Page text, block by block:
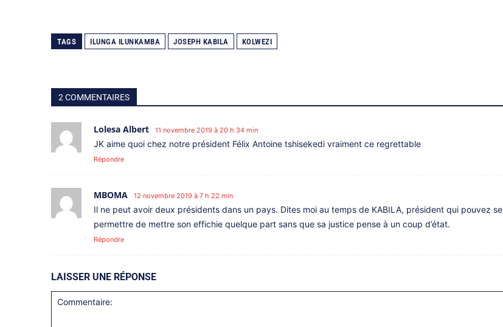
TAGS ILUNGA ILUNKAMBA JOSEPH KABILA KOLWEZI
2 COMMENTAIRES
Lolesa Albert 11 novembre 2019 à 20 h 34 min
JK aime quoi chez notre président Félix Antoine tshisekedi vraiment ce regrettable
Répondre
MBOMA 12 novembre 2019 à 7 h 22 min
Il ne peut avoir deux présidents dans un pays. Dites moi au temps de KABILA, président qui pouvez se
permettre de mettre son effichie quelque part sans que sa justice pense à un coup d’état.
Répondre
LAISSER UNE RÉPONSE